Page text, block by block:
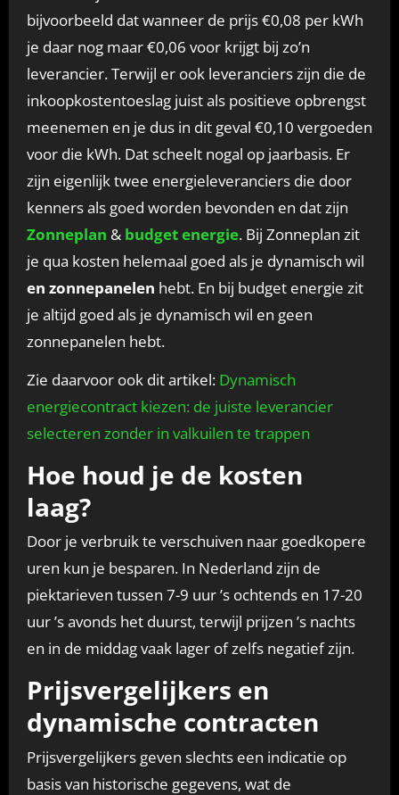
bijvoorbeeld dat wanneer de prijs €0,08 per kWh
je daar nog maar €0,06 voor krijgt bij zo’n
leverancier. Terwijl er ook leveranciers zijn die de
inkoopkostentoeslag juist als positieve opbrengst
meenemen en je dus in dit geval €0,10 vergoeden
voor die kWh. Dat scheelt nogal op jaarbasis. Er
zijn eigenlijk twee energieleveranciers die door
kenners als goed worden bevonden en dat zijn
Zonneplan & budget energie. Bij Zonneplan zit
je qua kosten helemaal goed als je dynamisch wil
en zonnepanelen hebt. En bij budget energie zit
je altijd goed als je dynamisch wil en geen
zonnepanelen hebt.
Zie daarvoor ook dit artikel: Dynamisch
energiecontract kiezen: de juiste leverancier
selecteren zonder in valkuilen te trappen
Hoe houd je de kosten
laag?
Door je verbruik te verschuiven naar goedkopere
uren kun je besparen. In Nederland zijn de
piektarieven tussen 7-9 uur ’s ochtends en 17-20
uur ’s avonds het duurst, terwijl prijzen ’s nachts
en in de middag vaak lager of zelfs negatief zijn.
Prijsvergelijkers en
dynamische contracten
Prijsvergelijkers geven slechts een indicatie op
basis van historische gegevens, wat de